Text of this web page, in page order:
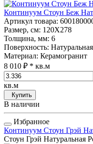
Континуум Стоун Беж
Артикул товара:
Размер, см: 120Х278
Толщина, мм: 6
Поверхность: Натуральная
Материал: Керамогранит
8 010 ₽ * кв.м
кв.м
Купить
В наличии
Избранное
Континуум Стоун Грэй
Стоун Грэй Натуральная